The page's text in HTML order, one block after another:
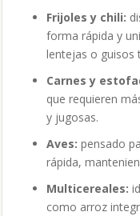
Frijoles y chili:
forma rápida y
lentejas o guisos
Carnes y
que requieren
y jugosas.
Aves: pensado
rápida,
Multicereales:
como arroz